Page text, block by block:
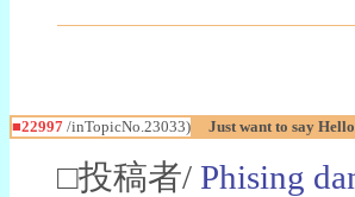
■22997 /inTopicNo.23033) Just want to say
□投稿者/ Phising